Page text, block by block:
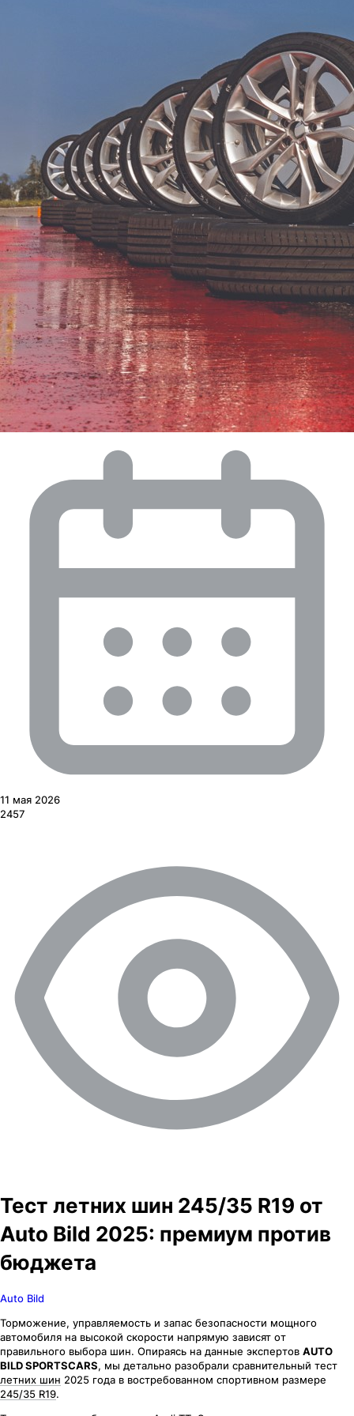
11 мая 2026
2457
Тест летних шин 245/35 R19 от
Auto Bild 2025: премиум против
бюджета
Auto Bild
Торможение, управляемость и запас безопасности мощного
автомобиля на высокой скорости напрямую зависят от
правильного выбора шин. Опираясь на данные экспертов AUTO
BILD SPORTSCARS, мы детально разобрали сравнительный тест
летних шин 2025 года в востребованном спортивном размере
245/35 R19.